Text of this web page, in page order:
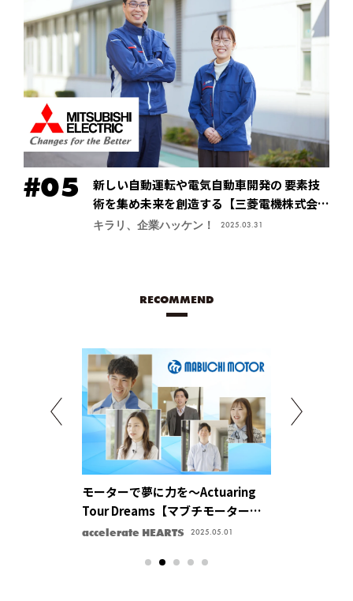
新しい自動運転や電気自動車開発の 要素技
術を集め未来を創造する【三菱電機株式会
社・先進応用開発センター】
キラリ、企業ハッケン！ 2025.03.31
RECOMMEND
モーターで夢に力を〜Actuaring
Tour Dreams【マブチモーター株
式会社】
accelerate HEARTS 2025.05.01